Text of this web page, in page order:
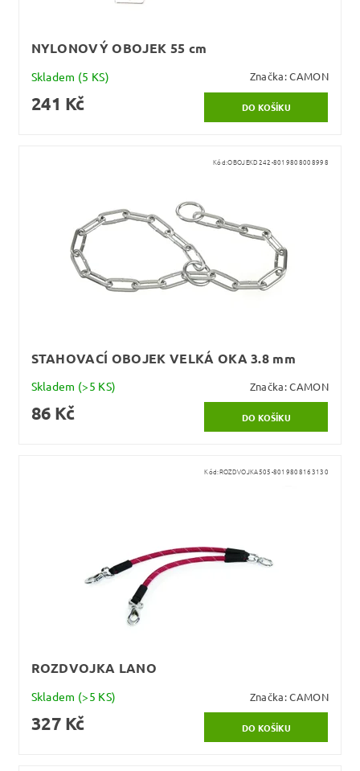
NYLONOVÝ OBOJEK 55 cm
Skladem (5 KS) Značka:CAMON
241 Kč
Kód:OBOJEKD242-8019808008998
STAHOVACÍ OBOJEK VELKÁ OKA 3.8 mm
Skladem (>5 KS) Značka:CAMON
86 Kč
Kód:ROZDVOJKA505-8019808163130
ROZDVOJKA LANO
Skladem (>5 KS) Značka:CAMON
327 Kč